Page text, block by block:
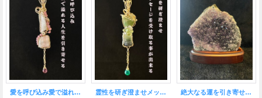
愛を呼び込み愛で溢れる人生を引き寄せるピンクトルマリン＆ストロベリークオーツ〜世界に一つだけのスピリチュアルジュエリー〜
霊性を研ぎ澄ませメッセージを受け取る事が出来るブルー＆グリーン トルマリン&水晶 〜世界に一つだけのスピリチュアルジュエリー〜
絶大なる運を引き寄せるパワー！アメジスト原石・台付き ウルグアイ産